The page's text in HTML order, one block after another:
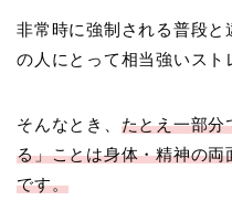
非常時に強制される普段
の人にとって相当強いスト
そんなとき、 たとえ一部分
る」ことは身体・精神の
です。